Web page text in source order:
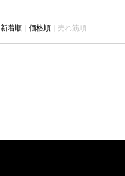
新着順 ｜ 価格順 ｜ 売れ筋順